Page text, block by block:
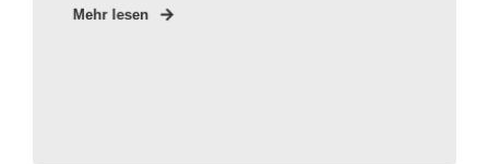
Mehr lesen